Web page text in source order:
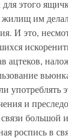
для этого
им
И это,
ацтеков,
употреблять
и
большой
роспись в